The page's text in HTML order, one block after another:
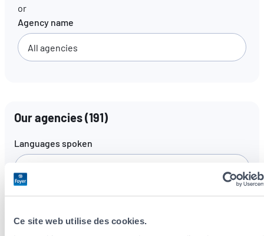
Ce site web utilise des cookies.
or
Agency name
Our agencies(191)
Languages spoken